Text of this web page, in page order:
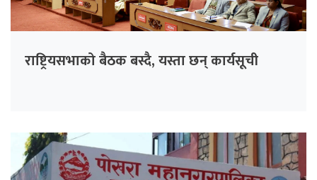
राष्ट्रियसभाको बैठक बस्दै, यस्ता छन् कार्यसूची